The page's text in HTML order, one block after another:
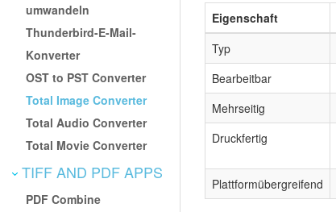
umwandeln
Thunderbird-E-Mail-
Konverter
OST to PST Converter
Total Image Converter
Total Audio Converter
Total Movie Converter
TIFF AND PDF APPS
PDF Combine
Eigenschaft
Typ
Bearbeitbar
Mehrseitig
Druckfertig
Plattformübergreifend